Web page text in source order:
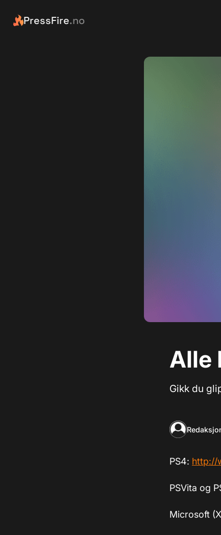
PressFire.no
Alle
Gikk du
PS4: http://
PSVita og
Microsoft